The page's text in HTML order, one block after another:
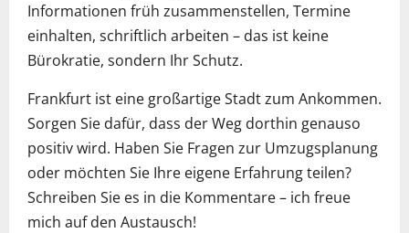
Informationen früh zusammenstellen, Termine
einhalten, schriftlich arbeiten – das ist keine
Bürokratie, sondern Ihr Schutz.
Frankfurt ist eine großartige Stadt zum Ankommen.
Sorgen Sie dafür, dass der Weg dorthin genauso
positiv wird. Haben Sie Fragen zur Umzugsplanung
oder möchten Sie Ihre eigene Erfahrung teilen?
Schreiben Sie es in die Kommentare – ich freue
mich auf den Austausch!